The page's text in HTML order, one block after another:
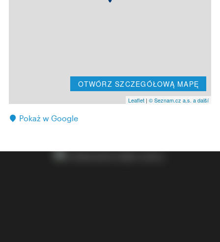
OTWÓRZ SZCZEGÓŁOWĄ MAPĘ
Leaflet | © Seznam.cz a.s. a další
Pokaż w Google